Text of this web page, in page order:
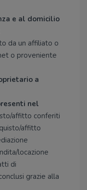
e al domicilio
da un affiliato o
o proveniente
a
nel
affitto conferiti
affitto
locazione
di
grazie alla